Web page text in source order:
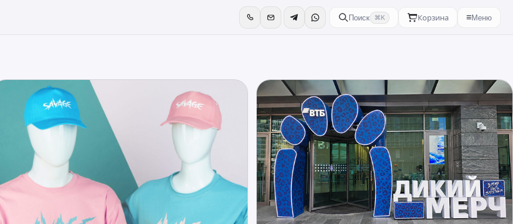
Поиск ⌘K Корзина ≡Меню